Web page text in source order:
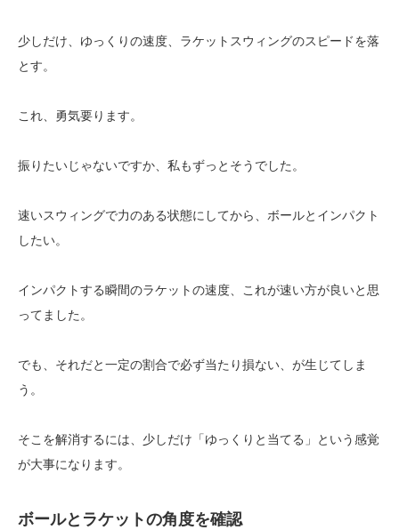
少しだけ、ゆっくりの速度、ラケットスウィングのスピードを落
とす。
これ、勇気要ります。
振りたいじゃないですか、私もずっとそうでした。
速いスウィングで力のある状態にしてから、ボールとインパクト
したい。
インパクトする瞬間のラケットの速度、これが速い方が良いと思
ってました。
でも、それだと一定の割合で必ず当たり損ない、が生じてしま
う。
そこを解消するには、少しだけ「ゆっくりと当てる」という感覚
が大事になります。
ボールとラケットの角度を確認